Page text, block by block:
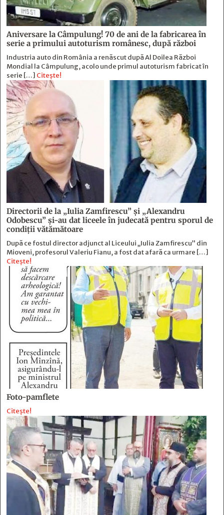
Aniversare la Câmpulung! 70 de ani de la fabricarea în
serie a primului autoturism românesc, după război
Industria auto din România a renăscut după Al Doilea Război
Mondial la Câmpulung, acolo unde primul autoturism fabricat în
serie […] Citește!
Directorii de la „Iulia Zamfirescu” și „Alexandru
Odobescu” și-au dat liceele în judecată pentru sporul de
condiții vătămătoare
După ce fostul director adjunct al Liceului „Iulia Zamfirescu” din
Mioveni, profesorul Valeriu Fianu, a fost dat afară ca urmare […]
Citește!
Foto-pamflete
Citește!